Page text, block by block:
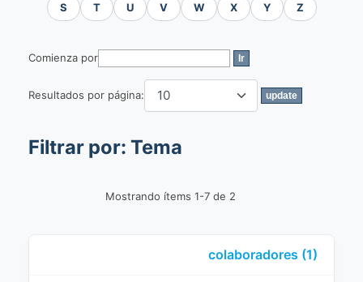
S T U V W X Y Z
Comienza por
Resultados por página:
Filtrar por: Tema
Mostrando ítems 1-7 de 2
colaboradores (1)